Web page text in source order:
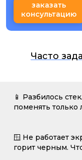
заказать
консультацию
Часто
📱 Разбилось
поменять только
🪟 Не работает
горит черным.